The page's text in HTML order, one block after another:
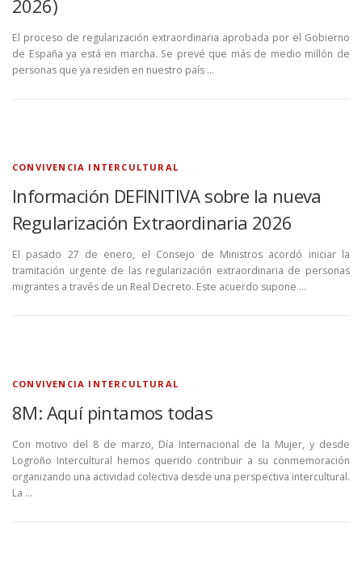
2026)
El proceso de regularización extraordinaria aprobada por el Gobierno
de España ya está en marcha. Se prevé que más de medio millón de
personas que ya residen en nuestro país …
CONVIVENCIA INTERCULTURAL
Información DEFINITIVA sobre la nueva
Regularización Extraordinaria 2026
El pasado 27 de enero, el Consejo de Ministros acordó iniciar la
tramitación urgente de las regularización extraordinaria de personas
migrantes a través de un Real Decreto. Este acuerdo supone …
CONVIVENCIA INTERCULTURAL
8M: Aquí pintamos todas
Con motivo del 8 de marzo, Día Internacional de la Mujer, y desde
Logroño Intercultural hemos querido contribuir a su conmemoración
organizando una actividad colectiva desde una perspectiva intercultural.
La …